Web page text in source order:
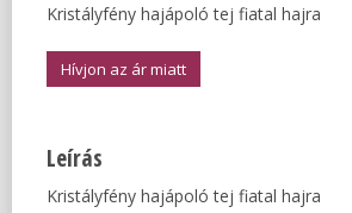
Kristályfény hajápoló tej fiatal hajra
Hívjon az ár miatt
Leírás
Kristályfény hajápoló tej fiatal hajra